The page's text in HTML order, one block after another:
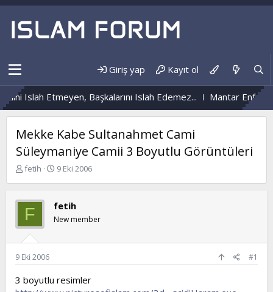
Giriş yap Kayıt ol
Islah Etmeyen, Başkalarını Islah Edemez... Mantar
Mekke Kabe Sultanahmet Cami
Süleymaniye Camii 3 Boyutlu Görüntüleri
K
b
u
y
u
b
a
l
a
fetih
B
l
a
n
ı
a
9 Eki 2006
F fetih
New member
9 Eki 2006 #1
3 boyutlu resimler